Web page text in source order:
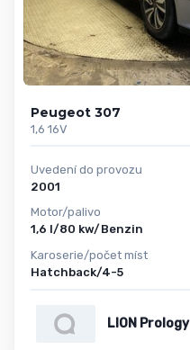
Peugeot 307
1,6 16V
Uvedení do provozu
2001
Motor/palivo
1,6 l/80 kw/Benzin
Karoserie/počet míst
Hatchback/4-5
LION Prology